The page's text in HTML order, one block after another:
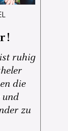
ruhig
die
zu